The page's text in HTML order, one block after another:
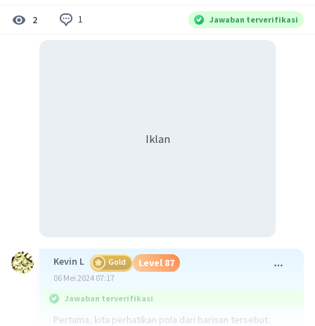
2 1 Jawaban terverifikasi
Iklan
Kevin L Gold Level 87
06 Mei 2024 07:17
Jawaban terverifikasi
Pertama, kita perhatikan pola dari barisan tersebut.